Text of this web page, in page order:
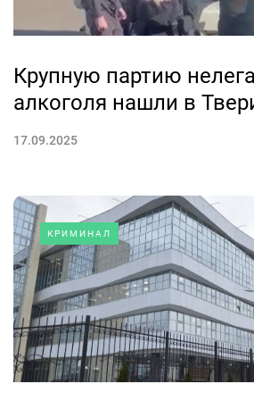
Крупную партию
алкоголя нашли в
17.09.2025
КРИМИНАЛ